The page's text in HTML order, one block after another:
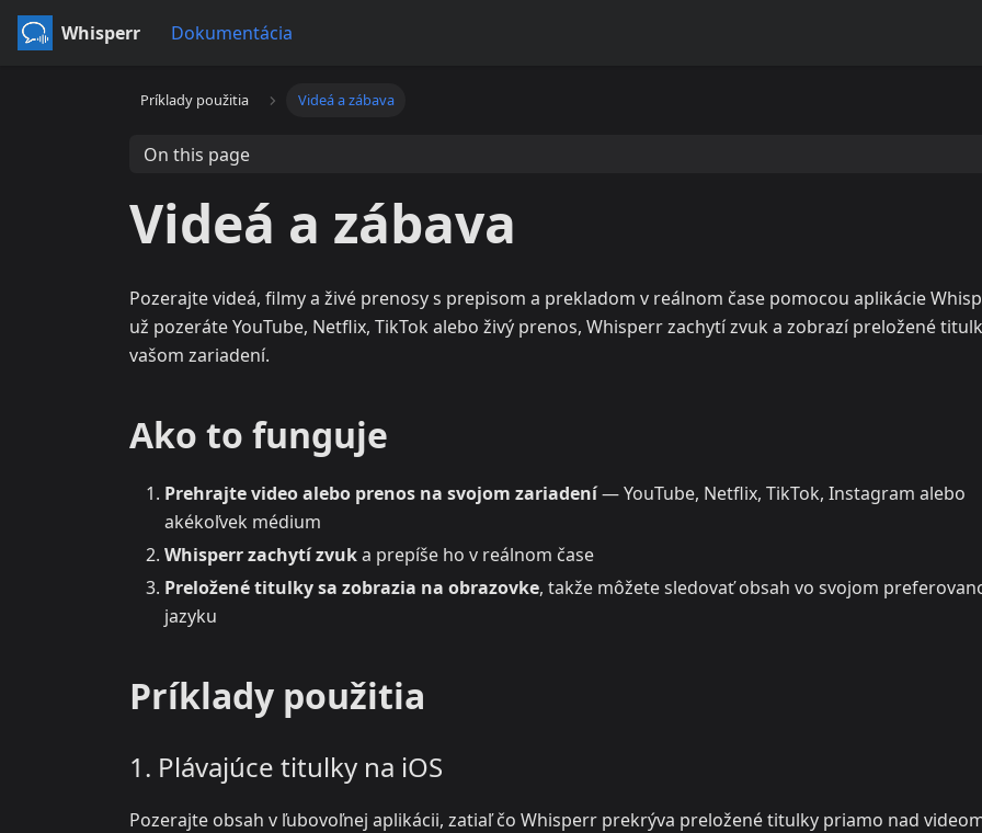
Whisperr Dokumentácia
Príklady použitia Videá a zábava
On this page
Videá a zábava
Pozerajte videá, filmy a živé prenosy s prepisom a prekladom v reálnom čase pomocou aplikácie
už pozeráte YouTube, Netflix, TikTok alebo živý prenos, Whisperr zachytí zvuk a zobrazí preložené
vašom zariadení.
Ako to funguje
Prehrajte video alebo prenos na svojom zariadení— YouTube, Netflix, TikTok, Instagram alebo
akékoľvek médium
Whisperr zachytí zvuka prepíše ho v reálnom čase
Preložené titulky sa zobrazia na obrazovke, takže môžete sledovať obsah vo svojom
jazyku
Príklady použitia
1. Plávajúce titulky na iOS
Pozerajte obsah v ľubovoľnej aplikácii, zatiaľ čo Whisperr prekrýva preložené titulky priamo nad